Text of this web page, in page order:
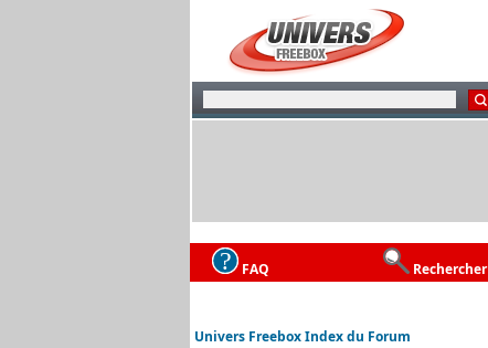
FAQ Rechercher
Univers Freebox Index du Forum